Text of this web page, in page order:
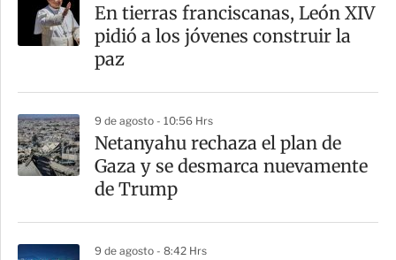
En tierras franciscanas, León XIV
pidió a los jóvenes construir la
paz
9 de agosto - 10:56 Hrs
Netanyahu rechaza el plan de
Gaza y se desmarca nuevamente
de Trump
9 de agosto - 8:42 Hrs